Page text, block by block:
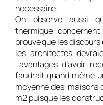
necessaire.
On observe aussi
thermique
prouve que les
les architectes
avantages d’avoir
faudrait quand même
moyenne des maisons
m2 puisque les